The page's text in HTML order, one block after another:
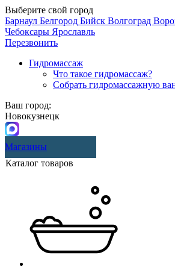
Выберите свой город
Барнаул Белгород Бийск Волгоград
Чебоксары Ярославль
Перезвонить
Гидромассаж
Что такое гидромассаж?
Собрать гидромассажную
Ваш город:
Новокузнецк
Магазины
Каталог товаров